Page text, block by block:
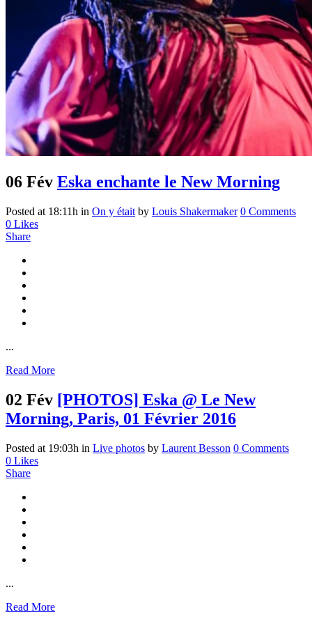
06 Fév Eska enchante le New Morning
Posted at 18:11h in On y était by Louis Shakermaker 0 Comments
0 Likes
Share
...
Read More
02 Fév [PHOTOS] Eska @ Le New
Morning, Paris, 01 Février 2016
Posted at 19:03h in Live photos by Laurent Besson 0 Comments
0 Likes
Share
...
Read More